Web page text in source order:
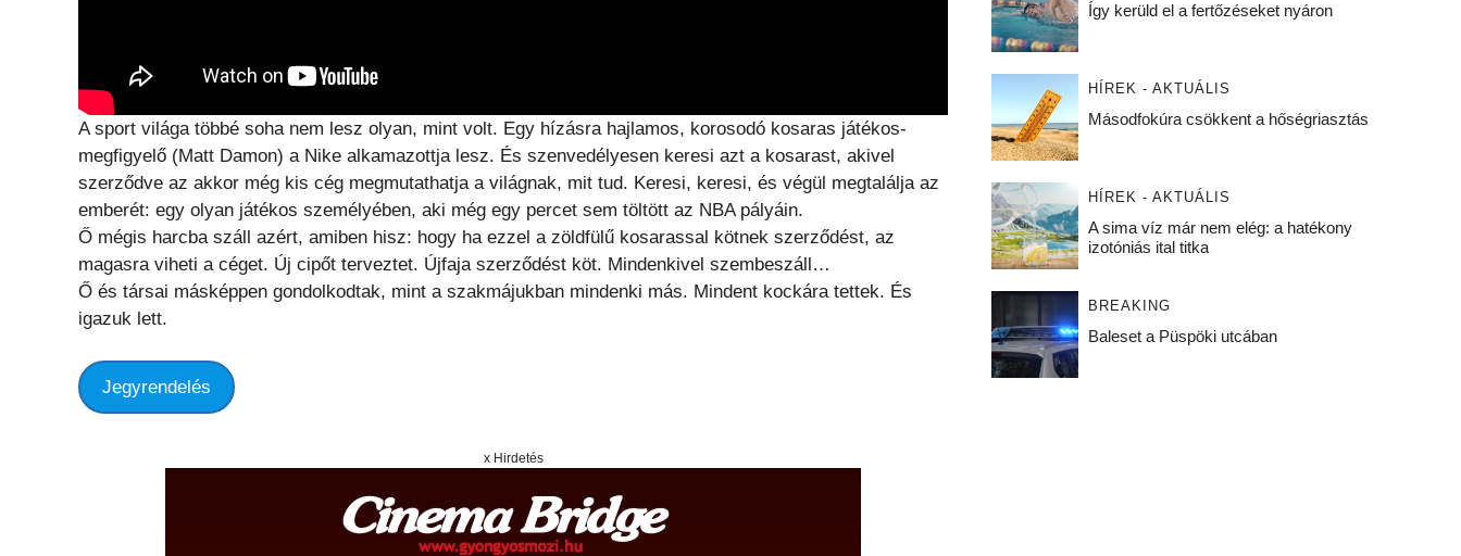
A sport világa többé soha nem lesz olyan, mint volt. Egy hízásra hajlamos, korosodó kosaras játékos-
megfigyelő (Matt Damon) a Nike alkamazottja lesz. És szenvedélyesen keresi azt a kosarast, akivel
szerződve az akkor még kis cég megmutathatja a világnak, mit tud. Keresi, keresi, és végül megtalálja az
emberét: egy olyan játékos személyében, aki még egy percet sem töltött az NBA pályáin.
Ő mégis harcba száll azért, amiben hisz: hogy ha ezzel a zöldfülű kosarassal kötnek szerződést, az
magasra viheti a céget. Új cipőt terveztet. Újfaja szerződést köt. Mindenkivel szembeszáll…
Ő és társai másképpen gondolkodtak, mint a szakmájukban mindenki más. Mindent kockára tettek. És
igazuk lett.
Jegyrendelés
x Hirdetés
Így kerüld el a fertőzéseket nyáron
HÍREK - AKTUÁLIS
Másodfokúra csökkent a hőségriasztás
HÍREK - AKTUÁLIS
A sima víz már nem elég: a hatékony
izotóniás ital titka
BREAKING
Baleset a Püspöki utcában